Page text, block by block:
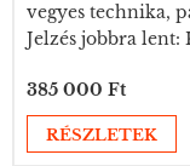
vegyes technika,
Jelzés jobbra
385 000 Ft
RÉSZLETEK